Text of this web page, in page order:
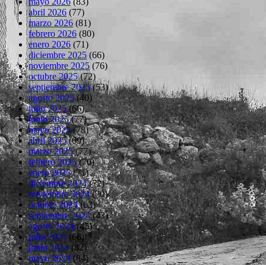
abril 2026 (77)
marzo 2026 (81)
febrero 2026 (80)
enero 2026 (71)
diciembre 2025 (66)
noviembre 2025 (76)
octubre 2025(72)
septiembre 2025(53)
agosto 2025(40)
julio 2025(66)
junio 2025(77)
mayo 2025(78)
abril 2025(69)
marzo 2025(77)
febrero 2025(70)
enero 2025(71)
diciembre 2024(72)
noviembre 2024(70)
octubre 2024(63)
septiembre 2024(43)
agosto 2024(45)
julio 2024 (66)
junio 2024 (82)
mayo 2024 (84)